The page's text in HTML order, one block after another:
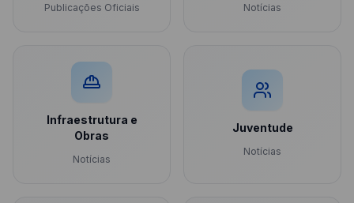
Publicações Oficiais Notícias
Infraestrutura e
Obras
Notícias
Juventude
Notícias